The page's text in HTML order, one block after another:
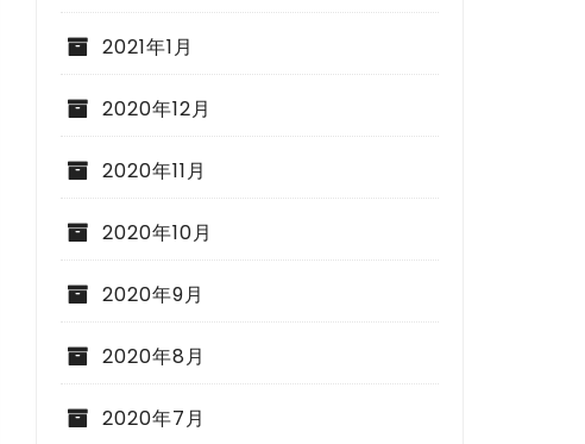
2021年1月
2020年12月
2020年11月
2020年10月
2020年9月
2020年8月
2020年7月